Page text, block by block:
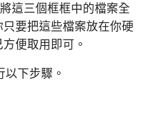
這三個框框中的檔案全
只要把這些檔案放在你硬
便取用即可。
以下步驟。